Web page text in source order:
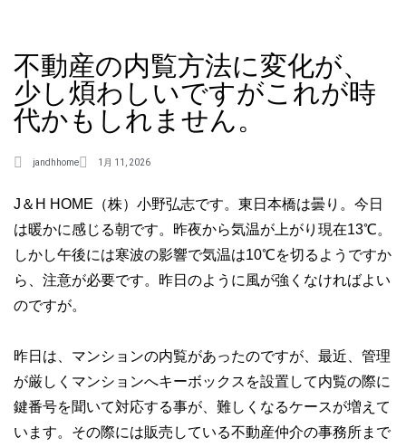
不動産の内覧方法に変化が、
少し煩わしいですがこれが時
代かもしれません。
jandhhome 1月 11, 2026
J＆H HOME（株）小野弘志です。東日本橋は曇り。今日
は暖かに感じる朝です。昨夜から気温が上がり現在13℃。
しかし午後には寒波の影響で気温は10℃を切るようですか
ら、注意が必要です。昨日のように風が強くなければよい
のですが。
昨日は、マンションの内覧があったのですが、最近、管理
が厳しくマンションへキーボックスを設置して内覧の際に
鍵番号を聞いて対応する事が、難しくなるケースが増えて
います。その際には販売している不動産仲介の事務所まで